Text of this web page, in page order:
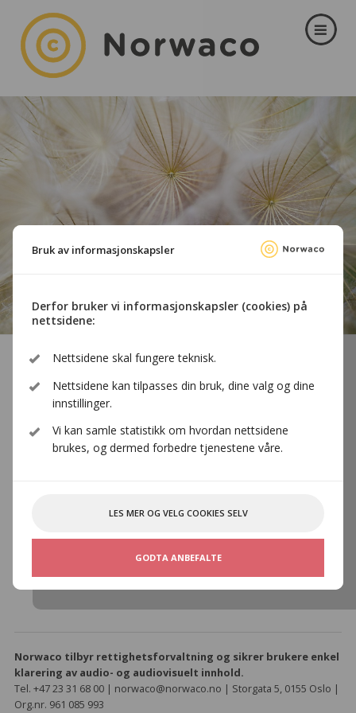
Bruk av informasjonskapsler
Derfor bruker vi informasjonskapsler (cookies) på
nettsidene:
Nettsidene skal fungere teknisk.
Nettsidene kan tilpasses din bruk, dine valg og dine
innstillinger.
Vi kan samle statistikk om hvordan nettsidene
brukes, og dermed forbedre tjenestene våre.
LES MER OG VELG COOKIES SELV
GODTA ANBEFALTE
Norske
Billedkunstnere
https://www.norwaco.no/om-
norwaco/medlemmer/norske-billedkunstnere
Norwaco tilbyr rettighetsforvaltning og sikrer brukere enkel
klarering av audio- og audiovisuelt innhold.
Tel. +47 23 31 68 00 | norwaco@norwaco.no | Storgata 5, 0155 Oslo |
Org.nr. 961 085 993